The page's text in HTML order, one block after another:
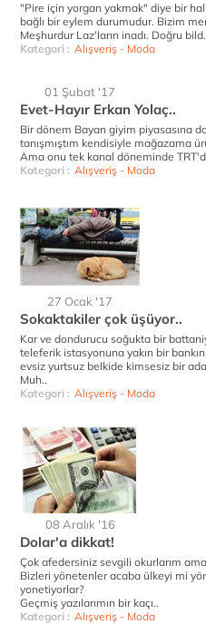
"Pire için yorgan yakmak" diye bir
bağlı bir eylem durumudur. Bizim
Meşhurdur Laz'ların inadı. Doğru
Kategori : Alışveriş - Moda
01 Şubat '17
Evet-Hayır Erkan Yolaç..
Bir dönem Bayan giyim piyasasına
tanışmıştım kendisiyle mağazama
Ama onu tek kanal döneminde
Kategori : Alışveriş - Moda
27 Ocak '17
Sokaktakiler çok üşüyor..
Kar ve dondurucu soğukta bir
teleferik istasyonuna yakın bir
evsiz yurtsuz belkide kimsesiz bir
Muh..
Kategori : Alışveriş - Moda
08 Aralık '16
Dolar'a dikkat!
Çok afedersiniz sevgili okurlarım
Bizleri yönetenler acaba ülkeyi mi
yonetiyorlar?
Geçmiş yazılarımın bir kaçı..
Kategori : Alışveriş - Moda